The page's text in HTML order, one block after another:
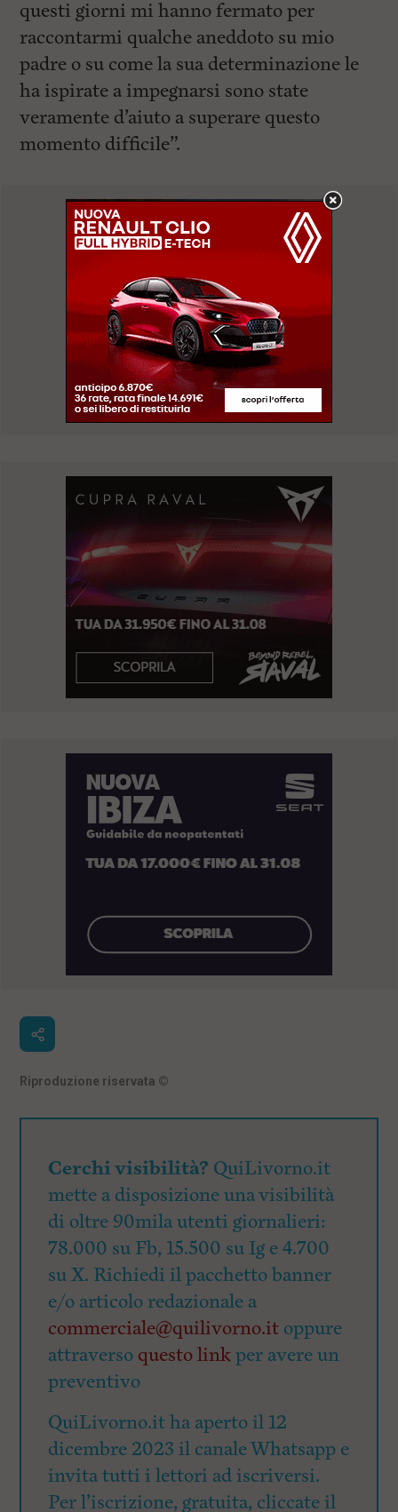
questi giorni mi hanno fermato per
raccontarmi qualche aneddoto su mio
padre o su come la sua determinazione le
ha ispirate a impegnarsi sono state
veramente d’aiuto a superare questo
momento difficile”.
Riproduzione riservata ©
Cerchi visibilità? QuiLivorno.it
mette a disposizione una visibilità
di oltre 90mila utenti giornalieri:
78.000 su Fb, 15.500 su Ig e 4.700
su X. Richiedi il pacchetto banner
e/o articolo redazionale a
commerciale@quilivorno.it oppure
attraverso questo linkper avere un
preventivo
QuiLivorno.it ha aperto il 12
dicembre 2023 il canale Whatsapp e
invita tutti i lettori ad iscriversi.
Per l’iscrizione, gratuita, cliccate il